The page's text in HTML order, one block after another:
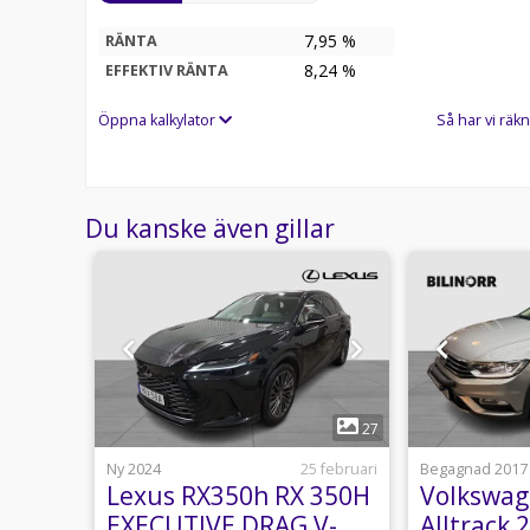
RÄNTA 7,95 %
EFFEKTIV RÄNTA 8,24 %
Öppna kalkylator Så har vi
Du kanske även gillar
1
27
Ny 2024
25 februari
Lexus RX350h RX 350H
Begagnad 2017